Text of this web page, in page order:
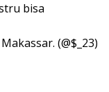
bisa
(@$_23)